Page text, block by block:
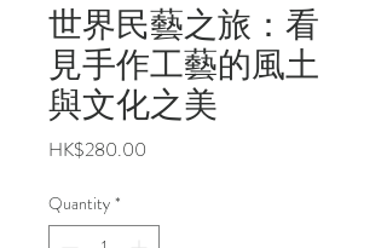
世界民藝之旅：看
見手作工藝的風土
與文化之美
HK$280.00
Quantity *